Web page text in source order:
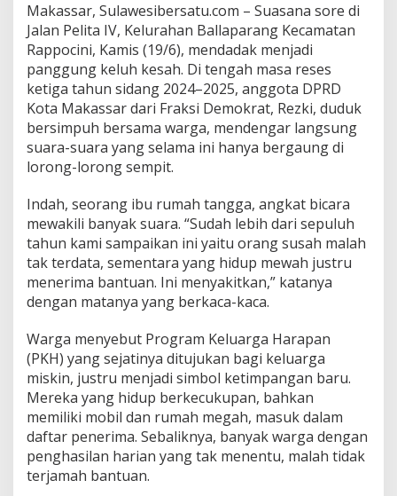
n
W
a
r
g
a
d
i
H
d
p
a
n
e
g
i
l
a
t
o
r
M
a
k
a
Makassar, Sulawesibersatu.com – Suasana sore di
Jalan Pelita IV, Kelurahan Ballaparang Kecamatan
Rappocini, Kamis (19/6), mendadak menjadi
panggung keluh kesah. Di tengah masa reses
ketiga tahun sidang 2024–2025, anggota DPRD
Kota Makassar dari Fraksi Demokrat, Rezki, duduk
bersimpuh bersama warga, mendengar langsung
suara-suara yang selama ini hanya bergaung di
lorong-lorong sempit.
Indah, seorang ibu rumah tangga, angkat bicara
mewakili banyak suara. “Sudah lebih dari sepuluh
tahun kami sampaikan ini yaitu orang susah malah
tak terdata, sementara yang hidup mewah justru
menerima bantuan. Ini menyakitkan,” katanya
dengan matanya yang berkaca-kaca.
Warga menyebut Program Keluarga Harapan
(PKH) yang sejatinya ditujukan bagi keluarga
miskin, justru menjadi simbol ketimpangan baru.
Mereka yang hidup berkecukupan, bahkan
memiliki mobil dan rumah megah, masuk dalam
daftar penerima. Sebaliknya, banyak warga dengan
penghasilan harian yang tak menentu, malah tidak
terjamah bantuan.